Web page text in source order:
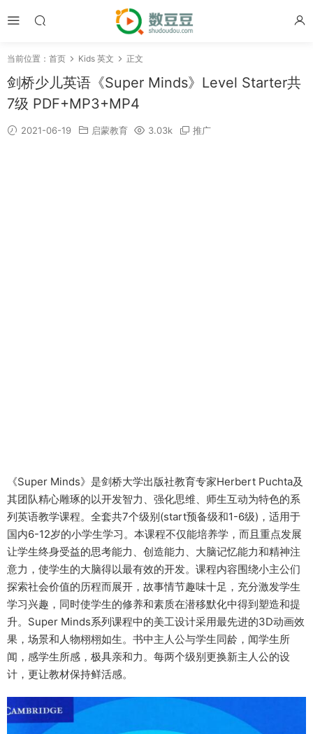
当前位置： 首页 Kids 英文 正文
剑桥少儿英语《Super Minds》Level Starter共
7级 PDF+MP3+MP4
2021-06-19 启蒙教育 3.03k 推广
《Super Minds》是剑桥大学出版社教育专家Herbert Puchta及
其团队精心雕琢的以开发智力、强化思维、师生互动为特色的系
列英语教学课程。全套共7个级别(start预备级和1-6级)，适用于
国内6-12岁的小学生学习。本课程不仅能培养学，而且重点发展
让学生终身受益的思考能力、创造能力、大脑记忆能力和精神注
意力，使学生的大脑得以最有效的开发。课程内容围绕小主公们
探索社会价值的历程而展开，故事情节趣味十足，充分激发学生
学习兴趣，同时使学生的修养和素质在潜移默化中得到塑造和提
升。Super Minds系列课程中的美工设计采用最先进的3D动画效
果，场景和人物栩栩如生。书中主人公与学生同龄，闻学生所
闻，感学生所感，极具亲和力。每两个级别更换新主人公的设
计，更让教材保持鲜活感。